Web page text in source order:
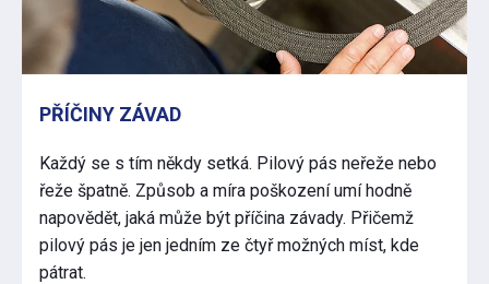
PŘÍČINY ZÁVAD
Každý se s tím někdy setká. Pilový pás neřeže nebo
řeže špatně. Způsob a míra poškození umí hodně
napovědět, jaká může být příčina závady. Přičemž
pilový pás je jen jedním ze čtyř možných míst, kde
pátrat.